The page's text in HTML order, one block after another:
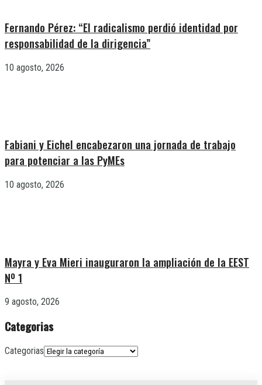
Fernando Pérez: “El radicalismo perdió identidad por
responsabilidad de la dirigencia”
10 agosto, 2026
Fabiani y Eichel encabezaron una jornada de trabajo
para potenciar a las PyMEs
10 agosto, 2026
Mayra y Eva Mieri inauguraron la ampliación de la EEST
Nº 1
9 agosto, 2026
Categorias
Categorias